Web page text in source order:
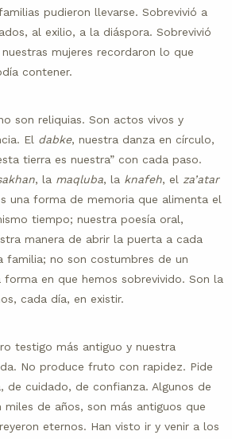
pudieron llevarse. Sobrevivió a
al exilio, a la diáspora. Sobrevivió
mujeres recordaron lo que
contener.
son reliquias. Son actos vivos y
El dabke, nuestra danza en círculo,
tierra es nuestra” con cada paso.
, la maqluba, la knafeh, el za’atar
una forma de memoria que alimenta el
tiempo; nuestra poesía oral,
manera de abrir la puerta a cada
familia; no son costumbres de un
forma en que hemos sobrevivido. Son la
cada día, en existir.
testigo más antiguo y nuestra
No produce fruto con rapidez. Pide
de cuidado, de confianza. Algunos de
de años, son más antiguos que
eternos. Han visto ir y venir a los